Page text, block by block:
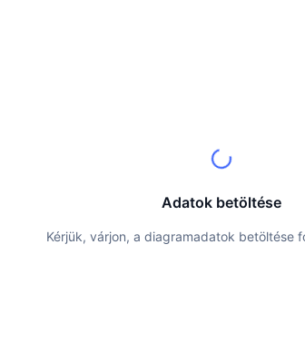
Adatok betöltése
Kérjük, várjon, a diagramadatok betöltése